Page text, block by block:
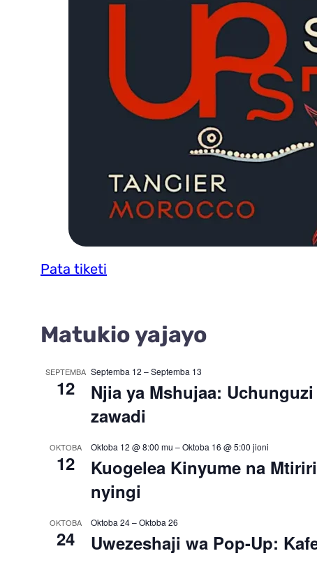
Pata tiketi
Matukio yajayo
SEPTEMBA
12
Septemba 12 –Septemba 13
Njia ya Mshujaa:
zawadi
OKTOBA
12
Oktoba 12 @ 8:00 mu –Oktoba 16 @ 5:00 jioni
Kuogelea Kinyume na
nyingi
OKTOBA
24
Oktoba 24–Oktoba 26
Uwezeshaji wa Pop-Up: